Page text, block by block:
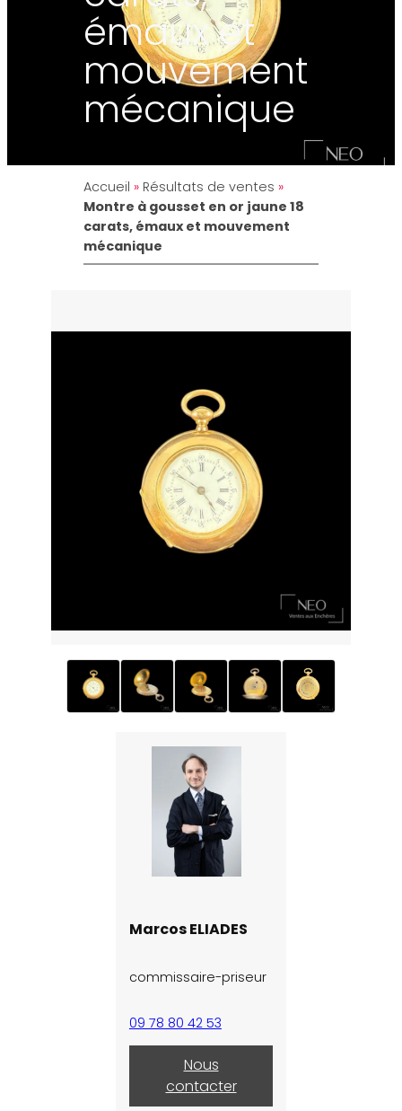
émaux et
mouvement
mécanique
Accueil » Résultats de ventes »
Montre à gousset en or jaune 18
carats, émaux et mouvement
mécanique
Marcos ELIADES
commissaire-priseur
09 78 80 42 53
Nous
contacter